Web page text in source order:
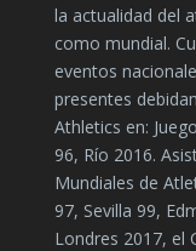
la actualidad del
como mundial.
eventos
presentes
Athletics en:
96, Río 2016.
Mundiales de
97, Sevilla 99,
Londres 2017, el